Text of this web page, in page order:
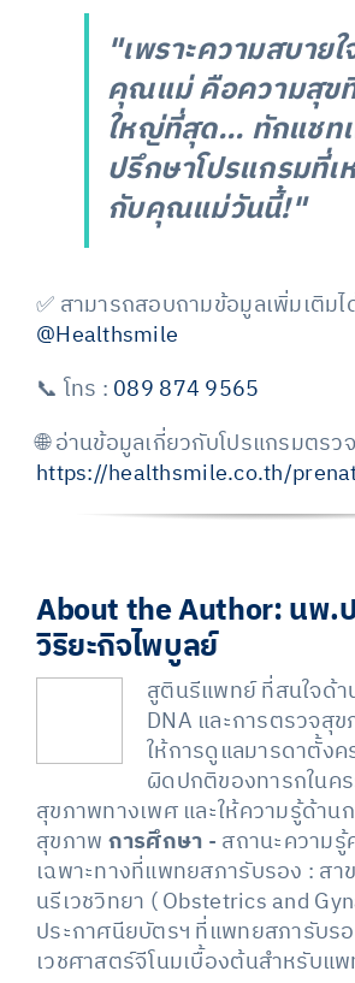
"เพราะความสบาย
คุณแม่ คือความสุข
ใหญ่ที่สุด... ทักแชท
ปรึกษาโปรแกรมที่เ
กับคุณแม่วันนี้!"
✅ สามารถสอบถามข้อมูลเพิ่มเติมไ
@Healthsmile
📞 โทร : 089 874 9565
🌐 อ่านข้อมูลเกี่ยวกับโปรแกรมตรว
https://healthsmile.co.th/
About the Author:นพ.
วิริยะกิจไพบูลย์
สูตินรีแพทย์ ที่สนใจด้า
DNA และการตรวจสุ
ให้การดูแลมารดาตั้ง
ผิดปกติของทารกในค
สุขภาพทางเพศ และให้ความรู้ด้าน
สุขภาพ การศึกษา - สถานะความ
เฉพาะทางที่แพทยสภารับรอง : สา
นรีเวชวิทยา ( Obstetrics and
ประกาศนียบัตรฯ ที่แพทยสภารับร
เวชศาสตร์จีโนมเบื้องต้นสำหรับแ